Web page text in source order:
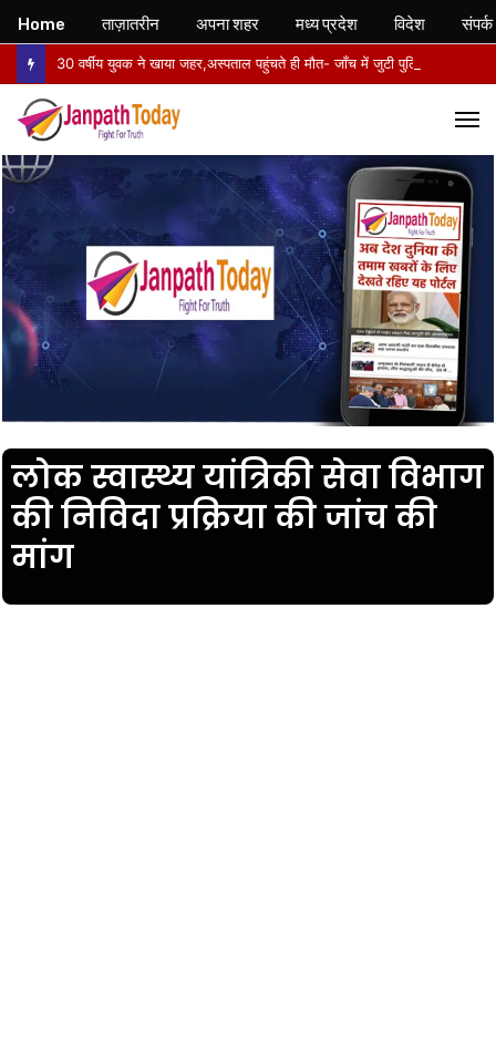
30 वर्षीय युवक ने खाया जहर,अस्पताल पहुंचते ही मौत- जाँच में जुटी पुलिस
लोक स्वास्थ्य यांत्रिकी सेवा विभाग
की निविदा प्रक्रिया की जांच की
मांग
Home ताज़ातरीन अपना शहर मध्य प्रदेश विदेश संपर्क